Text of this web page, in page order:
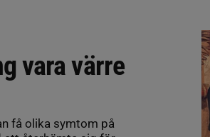
vara värre
få olika symtom på